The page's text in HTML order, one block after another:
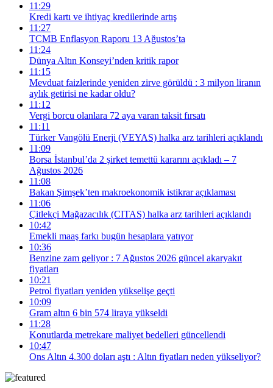
11:29
Kredi kartı ve ihtiyaç kredilerinde artış
11:27
TCMB Enflasyon Raporu 13 Ağustos’ta
11:24
Dünya Altın Konseyi’nden kritik rapor
11:15
Mevduat faizlerinde yeniden zirve görüldü : 3 milyon liranın
aylık getirisi ne kadar oldu?
11:12
Vergi borcu olanlara 72 aya varan taksit fırsatı
11:11
Türker Vangölü Enerji (VEYAS) halka arz tarihleri açıklandı
11:09
Borsa İstanbul’da 2 şirket temettü kararını açıkladı – 7
Ağustos 2026
11:08
Bakan Şimşek’ten makroekonomik istikrar açıklaması
11:06
Çitlekçi Mağazacılık (CITAS) halka arz tarihleri açıklandı
10:42
Emekli maaş farkı bugün hesaplara yatıyor
10:36
Benzine zam geliyor : 7 Ağustos 2026 güncel akaryakıt
fiyatları
10:21
Petrol fiyatları yeniden yükselişe geçti
10:09
Gram altın 6 bin 574 liraya yükseldi
11:28
Konutlarda metrekare maliyet bedelleri güncellendi
10:47
Ons Altın 4.300 doları aştı : Altın fiyatları neden yükseliyor?